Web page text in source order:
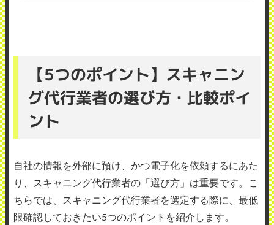
【5つのポイント】スキャニン
グ代行業者の選び方・比較ポイ
ント
自社の情報を外部に預け、かつ電子化を依頼するにあた
り、スキャニング代行業者の「選び方」は重要です。こ
ちらでは、スキャニング代行業者を選定する際に、最低
限確認しておきたい5つのポイントを紹介します。